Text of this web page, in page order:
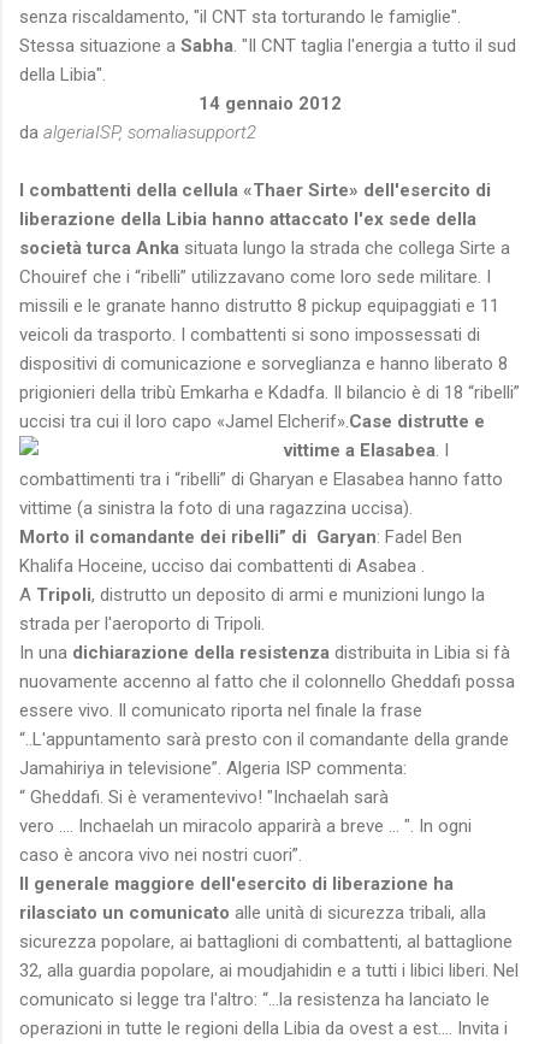
senza riscaldamento, "il CNT sta torturando le famiglie".
Stessa situazione a Sabha . "Il CNT taglia l'energia a tutto il sud
della Libia".
14 gennaio 2012
da algeriaISP, somaliasupport2
I combattenti della cellula «Thaer Sirte» dell'esercito di
liberazione della Libia hanno attaccato l'ex sede della
società turca Anka situata lungo la strada che collega Sirte a
Chouiref che i “ribelli” utilizzavano come loro sede militare. I
missili e le granate hanno distrutto 8 pickup equipaggiati e 11
veicoli da trasporto. I combattenti si sono impossessati di
dispositivi di comunicazione e sorveglianza e hanno liberato 8
prigionieri della tribù Emkarha e Kdadfa. Il bilancio è di 18 “ribelli”
uccisi tra cui il loro capo «Jamel Elcherif». Case distrutte e
vittime a Elasabea . I
combattimenti tra i “ribelli” di Gharyan e Elasabea hanno fatto
vittime (a sinistra la foto di una ragazzina uccisa).
Morto il comandante dei ribelli” di Garyan: Fadel Ben
Khalifa Hoceine, ucciso dai combattenti di Asabea .
A Tripoli, distrutto un deposito di armi e munizioni lungo la
strada per l'aeroporto di Tripoli.
In una dichiarazione della resistenza distribuita in Libia si fà
nuovamente accenno al fatto che il colonnello Gheddafi possa
essere vivo. Il comunicato riporta nel finale la frase
“..L'appuntamento sarà presto con il comandante della grande
Jamahiriya in televisione”. Algeria ISP commenta:
“ Gheddafi. Si è veramentevivo! "Inchaelah sarà
vero .... Inchaelah un miracolo apparirà a breve ... ". In ogni
caso è ancora vivo nei nostri cuori”.
Il generale maggiore dell'esercito di liberazione ha
rilasciato un comunicato alle unità di sicurezza tribali, alla
sicurezza popolare, ai battaglioni di combattenti, al battaglione
32, alla guardia popolare, ai moudjahidin e a tutti i libici liberi. Nel
comunicato si legge tra l'altro: “...la resistenza ha lanciato le
operazioni in tutte le regioni della Libia da ovest a est.... Invita i